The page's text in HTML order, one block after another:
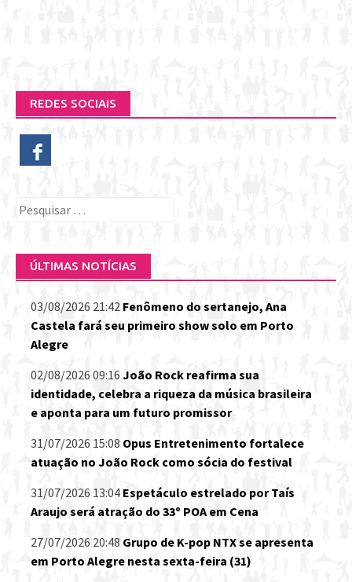
REDES SOCIAIS
Pesquisar
ÚLTIMAS NOTÍCIAS
03/08/2026 21:42 Fenômeno do sertanejo, Ana
Castela fará seu primeiro show solo em Porto
Alegre
02/08/2026 09:16 João Rock reafirma sua
identidade, celebra a riqueza da música brasileira
e aponta para um futuro promissor
31/07/2026 15:08 Opus Entretenimento fortalece
atuação no João Rock como sócia do festival
31/07/2026 13:04 Espetáculo estrelado por Taís
Araujo será atração do 33º POA em Cena
27/07/2026 20:48 Grupo de K-pop NTX se apresenta
em Porto Alegre nesta sexta-feira (31)